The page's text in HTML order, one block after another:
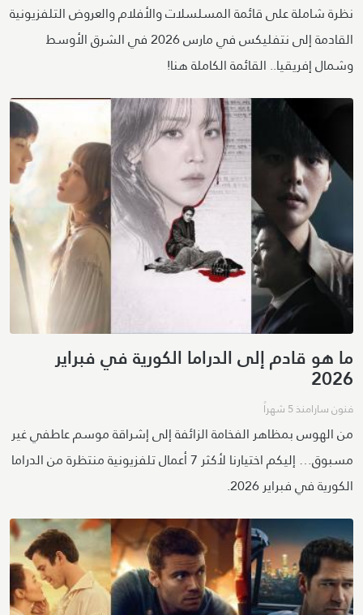
نظرة شاملة على قائمة المسلسلات والأفلام والعروض التلفزيونية
القادمة إلى نتفليكس في مارس 2026 في الشرق الأوسط
وشمال إفريقيا.. القائمة الكاملة هنا!
ما هو قادم إلى الدراما الكورية في فبراير
2026
فنون سارامنذ 5 شهراً
من الهوس بمظاهر الفخامة الزائفة إلى إشراقة موسم عاطفي غير
مسبوق… إليكم اختيارنا لأكثر 7 أعمال تلفزيونية منتظرة من الدراما
الكورية في فبراير 2026.